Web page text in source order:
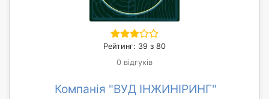
Рейтинг: 39 з 80
0 відгуків
Компанія "ВУД ІНЖИНІРИНГ"